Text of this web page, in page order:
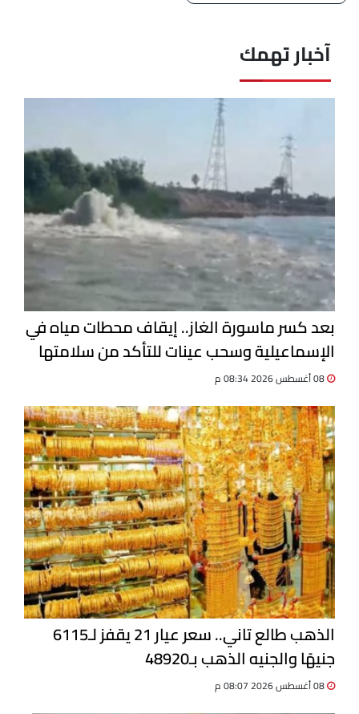
آخبار تهمك
بعد كسر ماسورة الغاز.. إيقاف محطات مياه في
الإسماعيلية وسحب عينات للتأكد من سلامتها
الذهب طالع تاني.. سعر عيار 21 يقفز لـ6115
جنيهًا والجنيه الذهب بـ48920